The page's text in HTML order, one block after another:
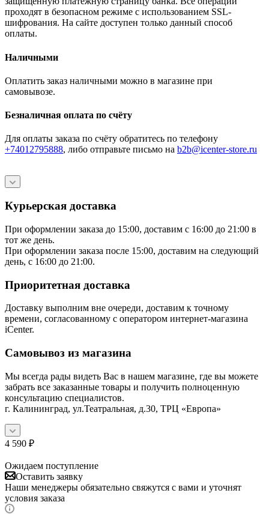
проходят в безопасном режиме с использованием SSL-
шифрования. На сайте доступен только данный способ
оплаты.
Наличными
Оплатить заказ наличными можно в магазине при
самовывозе.
Безналичная оплата по счёту
Для оплаты заказа по счёту обратитесь по телефону
+74012795888, либо отправьте письмо на b2b@icenter-store.ru
Курьерская доставка
При оформлении заказа до 15:00, доставим с 16:00 до 21:00 в
тот же день.
При оформлении заказа после 15:00, доставим на следующий
день, с 16:00 до 21:00.
Приоритетная доставка
Доставку выполним вне очереди, доставим к точному
времени, согласованному с оператором интернет-магазина
iCenter.
Самовывоз из магазина
Мы всегда рады видеть Вас в нашем магазине, где вы можете
забрать все заказанные товары и получить полноценную
консультацию специалистов.
г. Калининград, ул.Театральная, д.30, ТРЦ «Европа»
4 590 ₽
Ожидаем поступление
Оставить заявку
Наши менеджеры обязательно свяжутся с вами и уточнят
условия заказа